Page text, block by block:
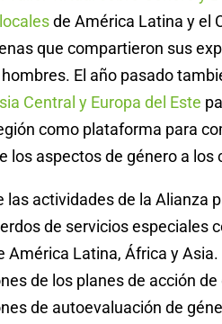
de América Latina y el
que compartieron sus
El año pasado
Central y Europa del Este
como plataforma para
los aspectos de género a
las actividades de la Alianza
de servicios especiales
América Latina, África y
de los planes de acción
de autoevaluación de